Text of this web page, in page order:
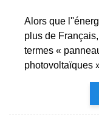
Alors que
plus de
termes «
photovoltaïques